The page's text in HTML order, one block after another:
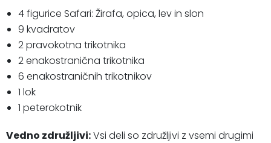
4 figurice Safari: Žirafa, opica, lev in slon
9 kvadratov
2 pravokotna trikotnika
2 enakostranična trikotnika
6 enakostraničnih trikotnikov
1 lok
1 peterokotnik
Vedno združljivi:Vsi deli so združljivi z vsemi drugimi